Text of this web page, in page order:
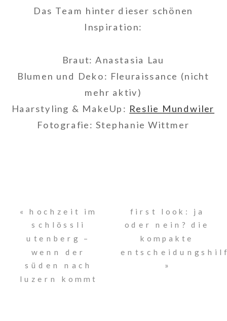
Das Team hinter dieser schönen
Inspiration:
Braut: Anastasia Lau
Blumen und Deko: Fleuraissance (nicht
mehr aktiv)
Haarstyling & MakeUp: Reslie Mundwiler
Fotografie: Stephanie Wittmer
«hochzeit im
schlössli
utenberg –
wenn der
süden nach
luzern kommt
first look: ja
oder nein? die
kompakte
»